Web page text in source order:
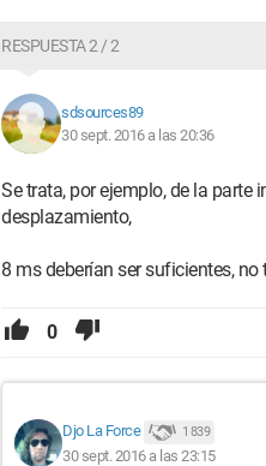
RESPUESTA 2 / 2
sdsources89
30 sept. 2016 a las 20:36
Se trata, por ejemplo, de la parte
desplazamiento,
8 ms deberían ser suficientes,
0
Djo La Force 1 839
30 sept. 2016 a las 23:15